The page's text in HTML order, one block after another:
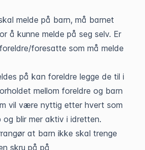
melde på barn, må barnet
å kunne melde på seg selv. Er
foresatte som må melde
på kan foreldre legge de til i
mellom foreldre og barn
vil være nyttig etter hvert som
blir mer aktiv i idretten.
at barn ikke skal trenge
skru på på